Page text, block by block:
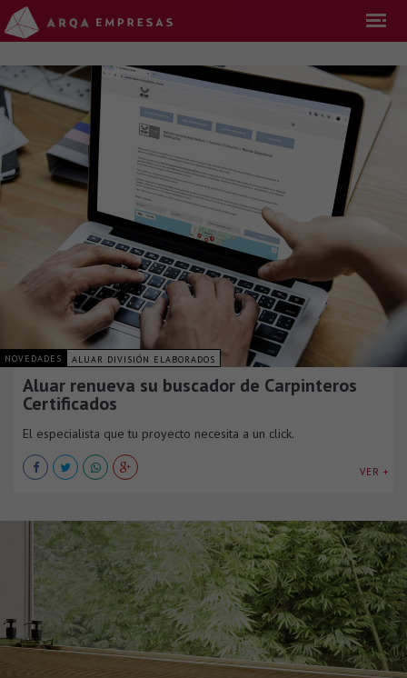
NOVEDADES ALUAR DIVISIÓN ELABORADOS
Aluar renueva su buscador de Carpinteros
Certificados
El especialista que tu proyecto necesita a un click.
VER +